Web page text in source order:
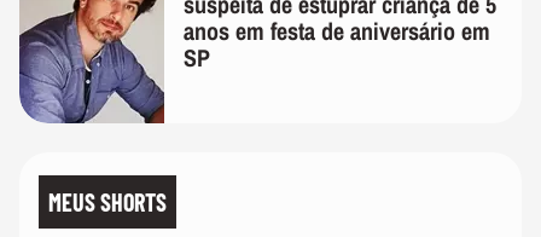
anos em festa de aniversário em
SP
MEUS SHORTS